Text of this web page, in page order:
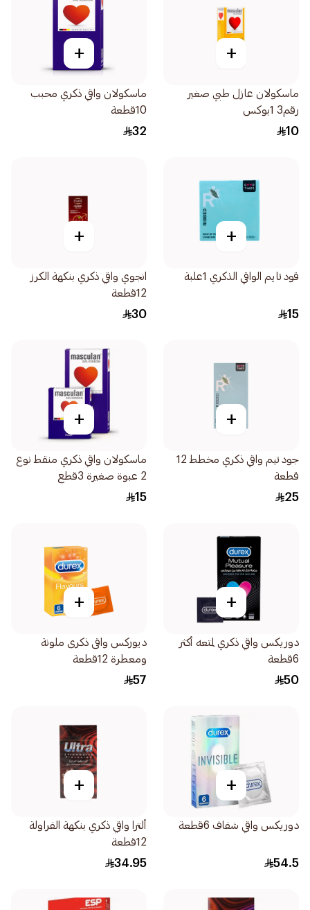
+
ماسكولان عازل طبي صغير
رقم3 1بوكس
10
+
ماسكولان واقي ذكري محبب
10قطعة
32
+
قود تايم الواقي الذكري 1علبة
15
+
انجوي واقي ذكري بنكهة الكرز
12قطعة
30
+
جود تيم واقي ذكري مخطط 12
قطعة
25
+
ماسكولان واقي ذكري منقط نوع
2 عبوة صغيرة 3قطع
15
+
دوريكس واقي ذكري لمتعه أكثر
6قطعة
50
+
ديوركس واقى ذكرى ملونة
ومعطرة 12قطعة
57
+
دوريكس واقي شفاف 6قطعة
54.5
+
ألترا واقي ذكري بنكهة الفراولة
12قطعة
34.95